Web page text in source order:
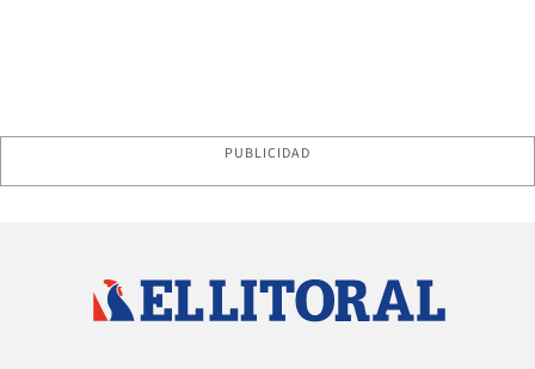
PUBLICIDAD